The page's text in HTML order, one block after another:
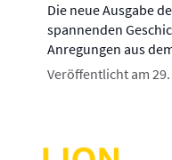
Die neue Ausgabe
spannenden
Anregungen aus
Veröffentlicht am 29.